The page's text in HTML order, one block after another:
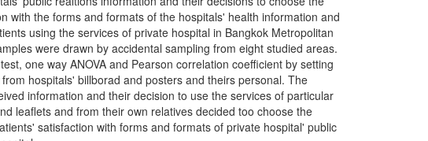
with the forms and formats of the hospitals' health information and
using the services of private hospital in Bangkok Metropolitan
were drawn by accidental sampling from eight studied areas.
one way ANOVA and Pearson correlation coefficient by setting
hospitals' billborad and posters and theirs personal. The
information and their decision to use the services of particular
leaflets and from their own relatives decided too choose the
satisfaction with forms and formats of private hospital' public